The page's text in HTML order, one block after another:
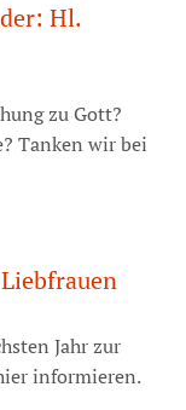
Hl.
zu Gott?
Tanken wir bei
Jahr zur
informieren.